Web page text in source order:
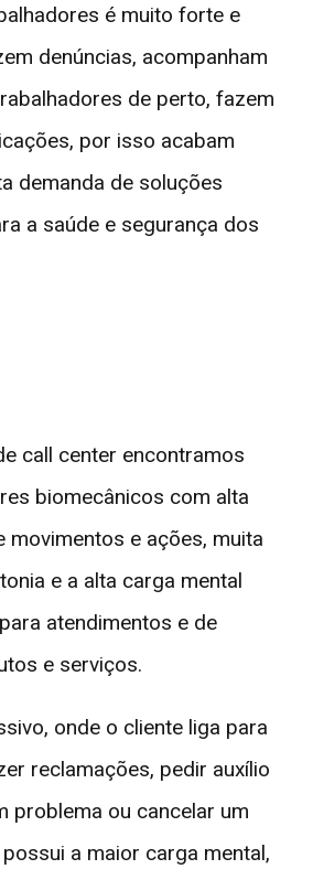
é muito forte e
denúncias, acompanham
de perto, fazem
por isso acabam
demanda de soluções
a saúde e segurança dos
call center encontramos
biomecânicos com alta
movimentos e ações, muita
e a alta carga mental
atendimentos e de
e serviços.
onde o cliente liga para
reclamações, pedir auxílio
problema ou cancelar um
a maior carga mental,